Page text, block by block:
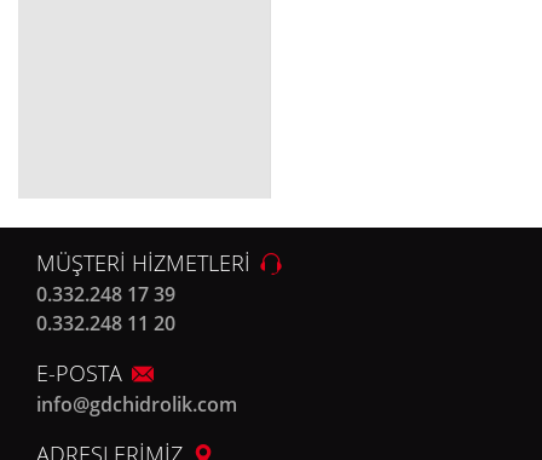
MÜŞTERİ HİZMETLERİ
0.332.248 17 39
0.332.248 11 20
E-POSTA
info@gdchidrolik.com
ADRESLERİMİZ